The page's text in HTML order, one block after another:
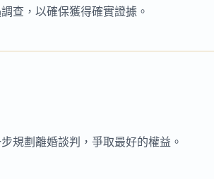
查，以確保獲得確實證據。
規劃離婚談判，爭取最好的權益。